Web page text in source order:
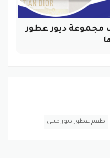
مجموعة ديور عطور
طقم عطور ديور ميني